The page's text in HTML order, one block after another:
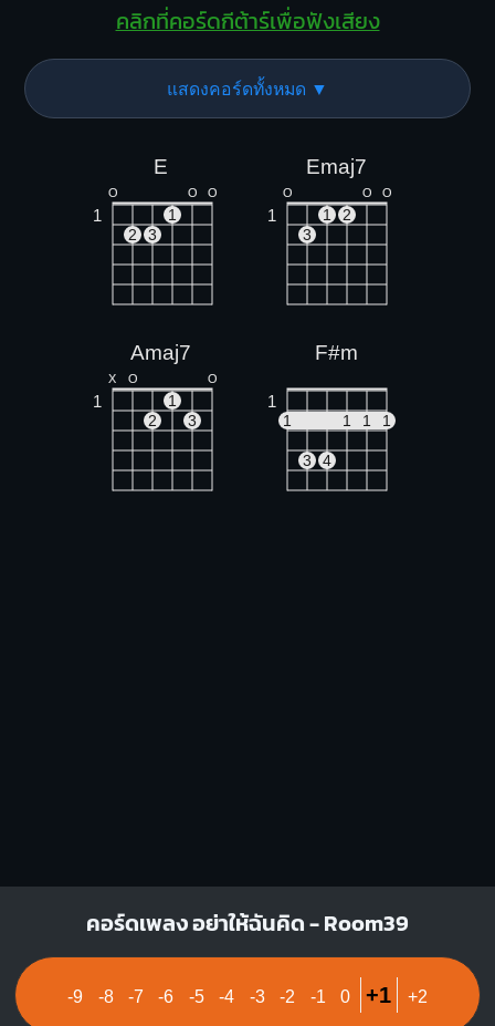
คลิกที่คอร์ดกีต้าร์เพื่อฟังเสียง
แสดงคอร์ดทั้งหมด ▼
E
O O O
1
1
2
3
Emaj7
O O O
1 1
2
3
Amaj7
X O O
1
1
2
3
F#m
1
1 1 1 1
3 4
Bm
X
1
2
คอร์ดเพลง อย่าให้ฉันคิด - Room39
-9 -8 -7 -6 -5 -4 -3 -2 -1 0 +1 +2